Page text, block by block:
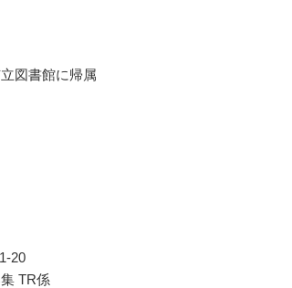
図書館に帰属
20
TR係